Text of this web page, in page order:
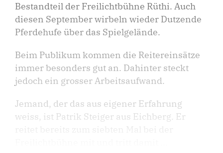
Bestandteil der Freilichtbühne Rüthi. Auch
diesen September wirbeln wieder Dutzende
Pferdehufe über das Spielgelände.
Beim Publikum kommen die Reitereinsätze
immer besonders gut an. Dahinter steckt
jedoch ein grosser Arbeitsaufwand.
Jemand, der das aus eigener Erfahrung
weiss, ist Patrik Steiger aus Eichberg. Er